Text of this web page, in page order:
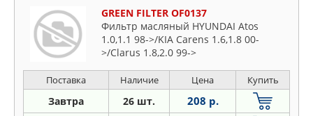
GREEN FILTER OF0137
Фильтр масляный HYUNDAI Atos
1.0,1.1 98->/KIA Carens 1.6,1.8 00-
>/Clarus 1.8,2.0 99->
Поставка Наличие Цена Купить
Завтра 26 шт. 208 р.